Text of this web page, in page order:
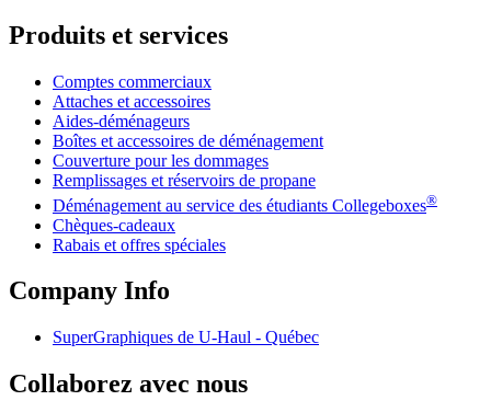
Produits et services
Comptes commerciaux
Attaches et accessoires
Aides-déménageurs
Boîtes et accessoires de déménagement
Couverture pour les dommages
Remplissages et réservoirs de propane
Déménagement au service des étudiants Collegeboxes®
Chèques-cadeaux
Rabais et offres spéciales
Company Info
SuperGraphiques de U-Haul - Québec
Collaborez avec nous